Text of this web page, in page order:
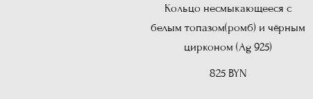
Кольцо несмыкающееся с
белым топазом(ромб) и чёрным
цирконом (Ag 925)
825 BYN